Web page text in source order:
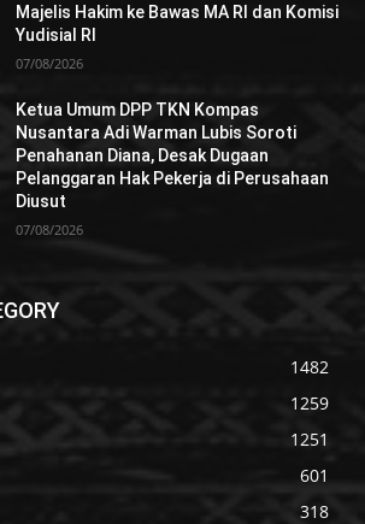
Majelis Hakim ke Bawas MA RI dan Komisi
Yudisial RI
07/08/2026
Ketua Umum DPP TKN Kompas
Nusantara Adi Warman Lubis Soroti
Penahanan Diana, Desak Dugaan
Pelanggaran Hak Pekerja di Perusahaan
Diusut
07/08/2026
1482
1259
1251
601
318